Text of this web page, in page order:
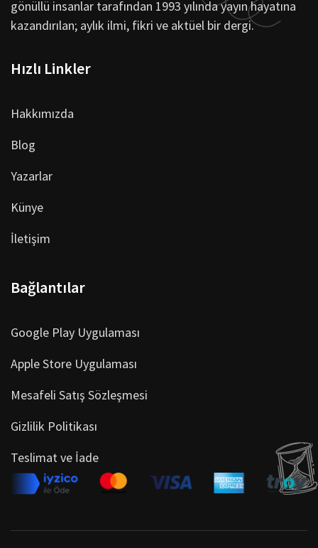
gönüllü insanlar tarafından 1993 yılında yayın hayatına
kazandırılan; aylık ilmi, fikri ve aktüel bir dergi.
Hızlı Linkler
Hakkımızda
Blog
Yazarlar
Künye
İletişim
Bağlantılar
Google Play Uygulaması
Apple Store Uygulaması
Mesafeli Satış Sözleşmesi
Gizlilik Politikası
Teslimat ve İade